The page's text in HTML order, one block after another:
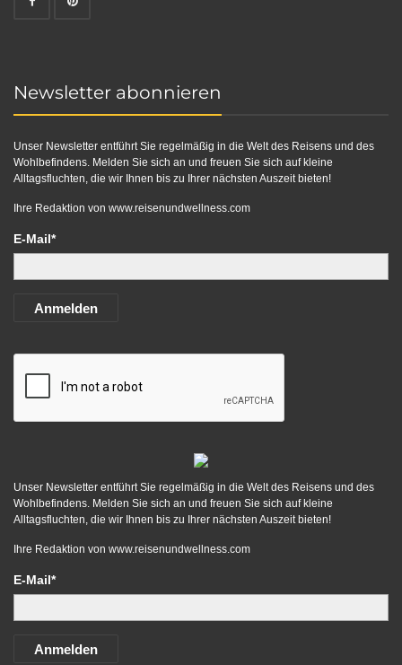
Newsletter abonnieren
Unser Newsletter entführt Sie regelmäßig in die Welt des Reisens und des
Wohlbefindens. Melden Sie sich an und freuen Sie sich auf kleine
Alltagsfluchten, die wir Ihnen bis zu Ihrer nächsten Auszeit bieten!
Ihre Redaktion von www.reisenundwellness.com
E-Mail*
Anmelden
Unser Newsletter entführt Sie regelmäßig in die Welt des Reisens und des
Wohlbefindens. Melden Sie sich an und freuen Sie sich auf kleine
Alltagsfluchten, die wir Ihnen bis zu Ihrer nächsten Auszeit bieten!
Ihre Redaktion von www.reisenundwellness.com
E-Mail*
Anmelden